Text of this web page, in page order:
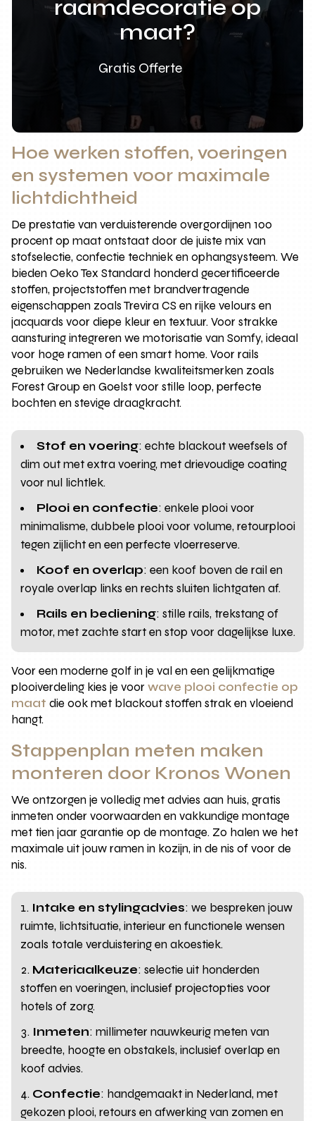
raamdecoratie op
maat?
Gratis Offerte
Hoe werken stoffen, voeringen
en systemen voor maximale
lichtdichtheid
De prestatie van verduisterende overgordijnen 100
procent op maat ontstaat door de juiste mix van
stofselectie, confectie techniek en ophangsysteem. We
bieden Oeko Tex Standard honderd gecertificeerde
stoffen, projectstoffen met brandvertragende
eigenschappen zoals Trevira CS en rijke velours en
jacquards voor diepe kleur en textuur. Voor strakke
aansturing integreren we motorisatie van Somfy, ideaal
voor hoge ramen of een smart home. Voor rails
gebruiken we Nederlandse kwaliteitsmerken zoals
Forest Group en Goelst voor stille loop, perfecte
bochten en stevige draagkracht.
Stof en voering: echte blackout weefsels of
dim out met extra voering, met drievoudige coating
voor nul lichtlek.
Plooi en confectie: enkele plooi voor
minimalisme, dubbele plooi voor volume, retourplooi
tegen zijlicht en een perfecte vloerreserve.
Koof en overlap: een koof boven de rail en
royale overlap links en rechts sluiten lichtgaten af.
Rails en bediening: stille rails, trekstang of
motor, met zachte start en stop voor dagelijkse luxe.
Voor een moderne golf in je val en een gelijkmatige
plooiverdeling kies je voorwave plooi confectie op
maat die ook met blackout stoffen strak en vloeiend
hangt.
Stappenplan meten maken
monteren door Kronos Wonen
We ontzorgen je volledig met advies aan huis, gratis
inmeten onder voorwaarden en vakkundige montage
met tien jaar garantie op de montage. Zo halen we het
maximale uit jouw ramen in kozijn, in de nis of voor de
nis.
Intake en stylingadvies: we bespreken jouw
ruimte, lichtsituatie, interieur en functionele wensen
zoals totale verduistering en akoestiek.
Materiaalkeuze: selectie uit honderden
stoffen en voeringen, inclusief projectopties voor
hotels of zorg.
Inmeten: millimeter nauwkeurig meten van
breedte, hoogte en obstakels, inclusief overlap en
koof advies.
Confectie: handgemaakt in Nederland, met
gekozen plooi, retours en afwerking van zomen en